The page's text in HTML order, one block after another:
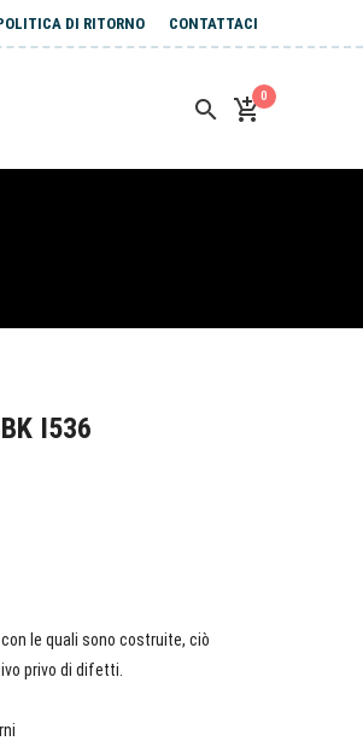
DI RITORNO CONTATTACI
0
I536
le quali sono costruite, ciò
privo di difetti.